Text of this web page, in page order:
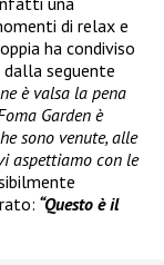
di relax e
ha condiviso
dalla seguente
è valsa la pena
Garden è
sono venute, alle
aspettiamo con le
“Questo è il